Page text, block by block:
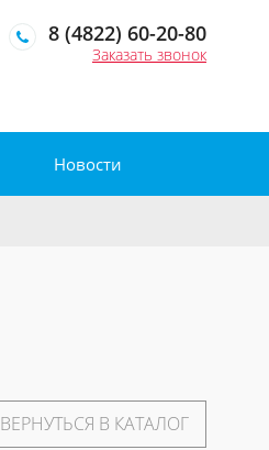
8 (4822) 60-20-80
Заказать звонок
Новости
ВЕРНУТЬСЯ В КАТАЛОГ